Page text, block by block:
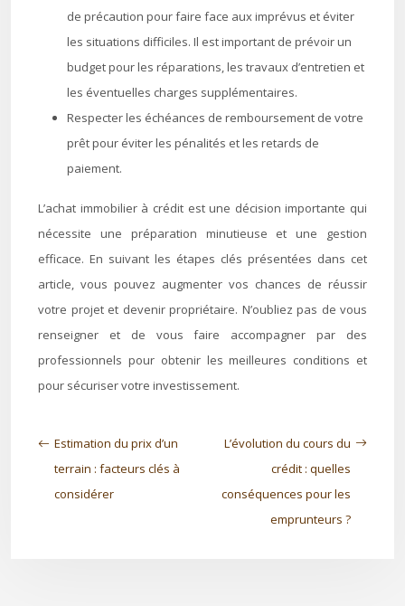
de précaution pour faire face aux imprévus et éviter
les situations difficiles. Il est important de prévoir un
budget pour les réparations, les travaux d’entretien et
les éventuelles charges supplémentaires.
Respecter les échéances de remboursement de votre
prêt pour éviter les pénalités et les retards de
paiement.
L’achat immobilier à crédit est une décision importante qui
nécessite une préparation minutieuse et une gestion
efficace. En suivant les étapes clés présentées dans cet
article, vous pouvez augmenter vos chances de réussir
votre projet et devenir propriétaire. N’oubliez pas de vous
renseigner et de vous faire accompagner par des
professionnels pour obtenir les meilleures conditions et
pour sécuriser votre investissement.
Estimation du prix d’un
terrain : facteurs clés à
considérer
L’évolution du cours du
crédit : quelles
conséquences pour les
emprunteurs ?